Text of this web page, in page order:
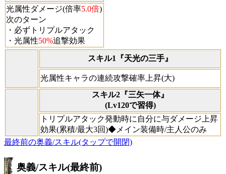
光属性ダメージ(倍率5.0倍)
次のターン
・必ずトリプルアタック
・光属性50%追撃効果
スキル1『天光の三手』
光属性キャラの連続攻撃確率上昇(大)
スキル2『三矢一体』
(Lv120で習得)
トリプルアタック発動時に自分に与ダメージ上昇
効果(累積/最大3回)◆メイン装備時/主人公のみ
最終前の奥義/スキル(タップで開閉)
奥義/スキル(最終前)